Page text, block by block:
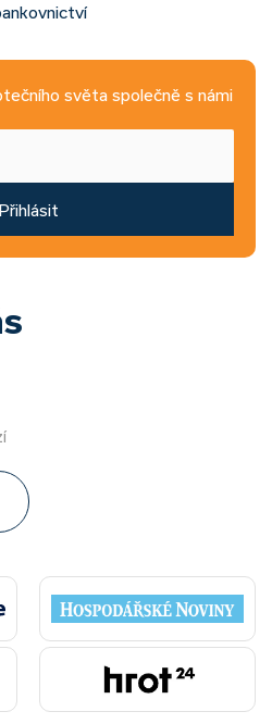
světa společně s námi
Přihlásit